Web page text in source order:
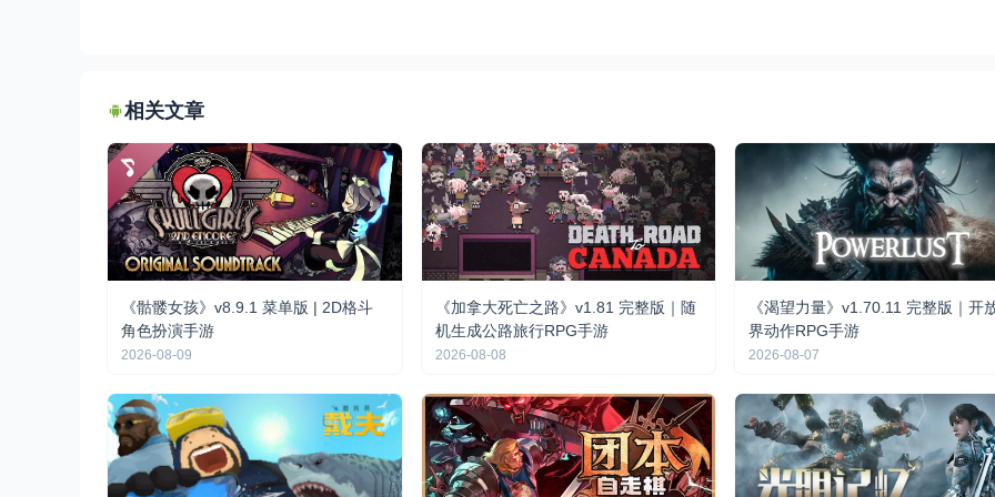
相关文章
《骷髅女孩》v8.9.1 菜单版 | 2D格斗
角色扮演手游
2026-08-09
《加拿大死亡之路》v1.81 完整版｜随
机生成公路旅行RPG手游
2026-08-08
《渴望力量》v1.70.11 完整版｜开
界动作RPG手游
2026-08-07